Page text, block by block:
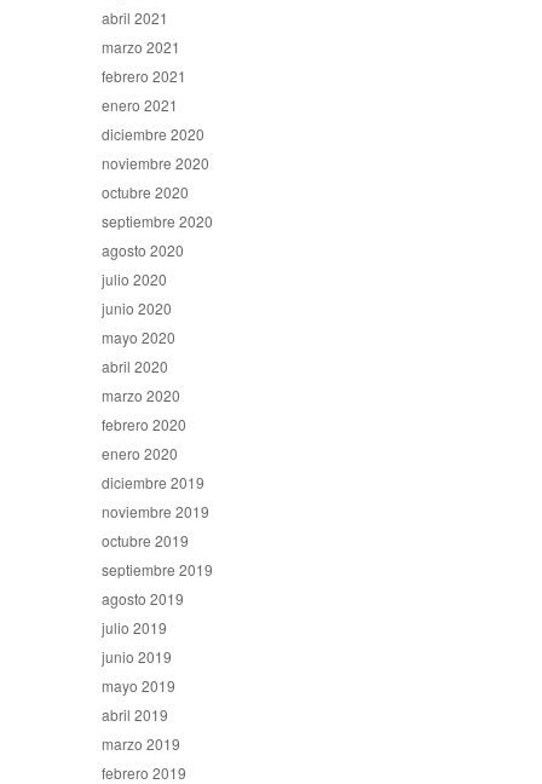
abril 2021
marzo 2021
febrero 2021
enero 2021
diciembre 2020
noviembre 2020
octubre 2020
septiembre 2020
agosto 2020
julio 2020
junio 2020
mayo 2020
abril 2020
marzo 2020
febrero 2020
enero 2020
diciembre 2019
noviembre 2019
octubre 2019
septiembre 2019
agosto 2019
julio 2019
junio 2019
mayo 2019
abril 2019
marzo 2019
febrero 2019